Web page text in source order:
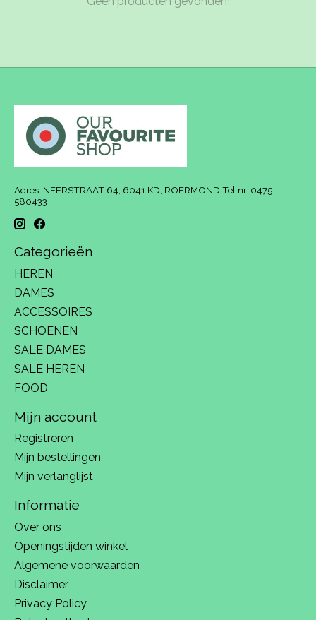
Adres: NEERSTRAAT 64, 6041 KD, ROERMOND Tel.nr. 0475-
580433
Categorieën
HEREN
DAMES
ACCESSOIRES
SCHOENEN
SALE DAMES
SALE HEREN
FOOD
Mijn account
Registreren
Mijn bestellingen
Mijn verlanglijst
Informatie
Over ons
Openingstijden winkel
Algemene voorwaarden
Disclaimer
Privacy Policy